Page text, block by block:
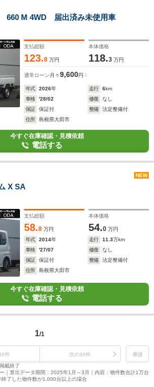
660 M 4WD 届出済み未使用車
支払総額
123.8 万円
本体価格
118.3 万円
通常ローン 月々9,600円
年式 2026年 走行 6km
車検
'28/02 修復
なし
保証
保証付 整備
法定整備付
住所
島根県大田市
今すぐ在庫確認・見積依頼
電話する
NEW
X SA
支払総額
58.8 万円
本体価格
54.0 万円
年式
2014年 走行 11.3万km
車検
'27/07 修復
なし
保証
保証付 整備
法定整備付
住所
島根県大田市
今すぐ在庫確認・見積依頼
電話する
1/1
件 次の30件
最後
載終了
｜算出データ期間：2025年1月～3月｜内容：物件数合計1万台
了した物件数が1,000台以上の場合